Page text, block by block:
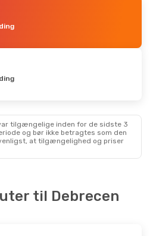
Sep.
tilgængelige inden for de sidste 3
og bør ikke betragtes som den
at tilgængelighed og priser
til Debrecen